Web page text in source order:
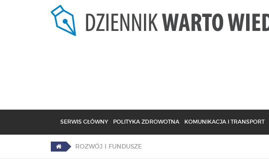
SERWIS GŁÓWNY POLITYKA ZDROWOTNA KOMUNIKACJA I TRANSPORT
ROZWÓJ I FUNDUSZE